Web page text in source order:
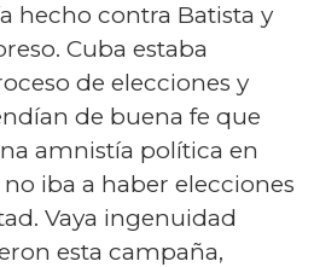
hecho contra Batista y
Cuba estaba
de elecciones y
de buena fe que
amnistía política en
iba a haber elecciones
Vaya ingenuidad
esta campaña,